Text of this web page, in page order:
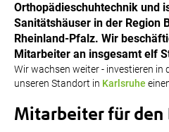
Orthopädieschuhtechnik und
Sanitätshäuser in der Region
Rheinland-Pfalz. Wir
Mitarbeiter an insgesamt elf
Wir wachsen weiter - investieren in
unseren Standort in Karlsruhe
Mitarbeiter für den